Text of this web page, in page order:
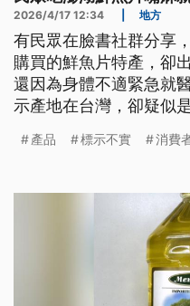
2026/4/17 12:34 地方
有民眾在臉書社群分享
購買的鮮魚片特產，卻
還因為身體不適緊急就
示產地在台灣，卻疑似
產品全面下架，配合調查
產品 標示不實 消費